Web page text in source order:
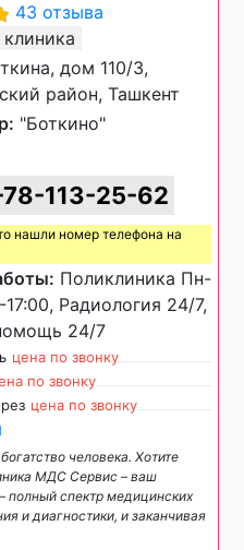
43 отзыва
дом 110/3,
район, Ташкент
"Боткино"
113-25-62
нашли номер телефона на
Поликлиника Пн-
Радиология 24/7,
24/7
цена по звонку
по звонку
цена по звонку
человека. Хотите
МДС Сервис – ваш
спектр медицинских
и диагностики, и заканчивая